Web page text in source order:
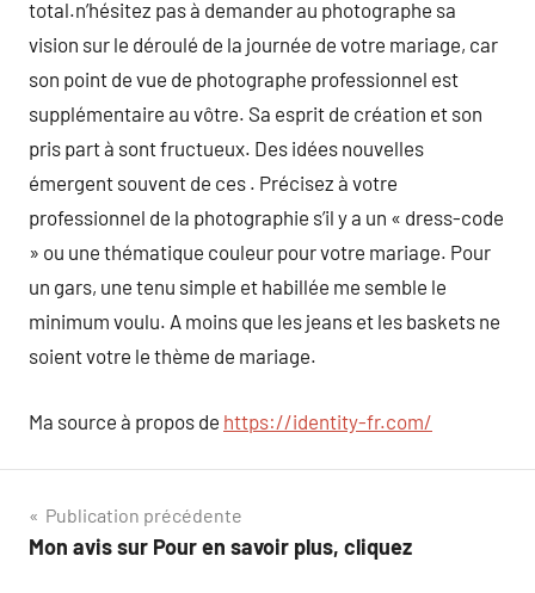
total.n’hésitez pas à demander au photographe sa
vision sur le déroulé de la journée de votre mariage, car
son point de vue de photographe professionnel est
supplémentaire au vôtre. Sa esprit de création et son
pris part à sont fructueux. Des idées nouvelles
émergent souvent de ces . Précisez à votre
professionnel de la photographie s’il y a un « dress-code
» ou une thématique couleur pour votre mariage. Pour
un gars, une tenu simple et habillée me semble le
minimum voulu. A moins que les jeans et les baskets ne
soient votre le thème de mariage.
Ma source à propos de https://identity-fr.com/
Navigation
de
Publication précédente
Mon avis sur Pour en savoir plus, cliquez